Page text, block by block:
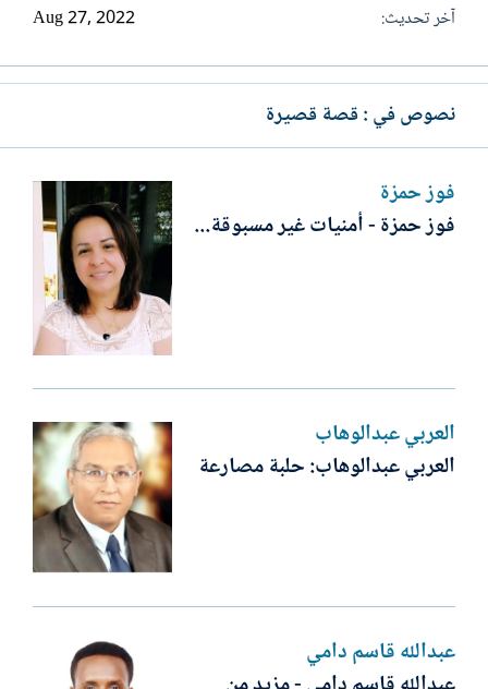
آخر تحديث
Aug 27, 2022
نصوص في : قصة قصيرة
فوز حمزة
فوز حمزة - أمنيات غير مسبوقة...
العربي عبدالوهاب
العربي عبدالوهاب: حلبة مصارعة
عبدالله قاسم دامي